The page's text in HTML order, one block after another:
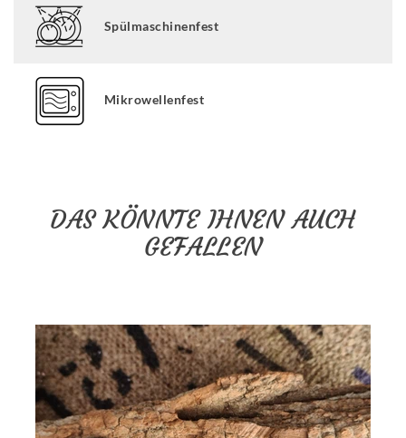
Spülmaschinenfest
Mikrowellenfest
DAS KÖNNTE IHNEN AUCH
GEFALLEN